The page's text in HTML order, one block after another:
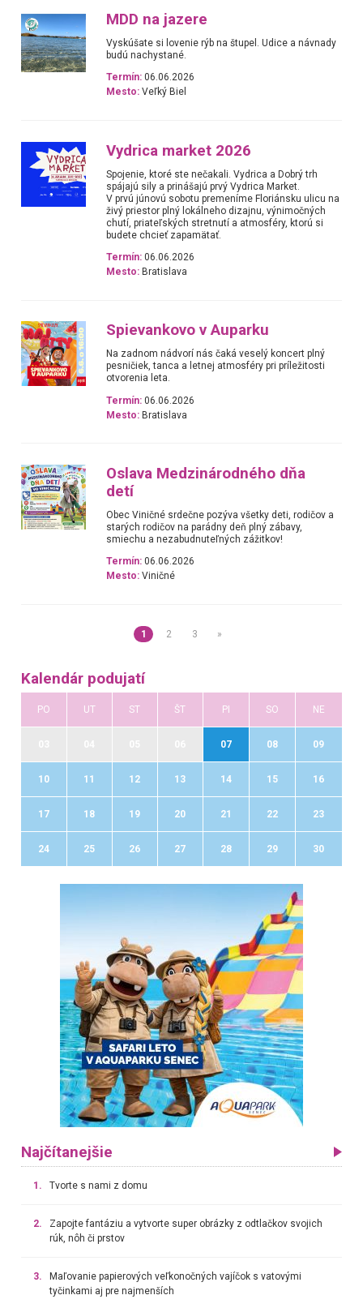
MDD na jazere
Vyskúšate si lovenie rýb na štupel. Udice a návnady
budú nachystané.
Termín: 06.06.2026
Mesto: Veľký Biel
Vydrica market 2026
Spojenie, ktoré ste nečakali. Vydrica a Dobrý trh
spájajú sily a prinášajú prvý Vydrica Market.
V prvú júnovú sobotu premeníme Floriánsku ulicu na
živý priestor plný lokálneho dizajnu, výnimočných
chutí, priateľských stretnutí a atmosféry, ktorú si
budete chcieť zapamätať.
Termín: 06.06.2026
Mesto: Bratislava
Spievankovo v Auparku
Na zadnom nádvorí nás čaká veselý koncert plný
pesničiek, tanca a letnej atmosféry pri príležitosti
otvorenia leta.
Termín: 06.06.2026
Mesto: Bratislava
Oslava Medzinárodného dňa
detí
​Obec Viničné srdečne pozýva všetky deti, rodičov a
starých rodičov na parádny deň plný zábavy,
smiechu a nezabudnuteľných zážitkov!
Termín: 06.06.2026
Mesto: Viničné
1 2 3 »
Kalendár podujatí
PO UT ST ŠT PI SO NE
07 08 09
10 11 12 13 14 15 16
17 18 19 20 21 22 23
24 25 26 27 28 29 30
Najčítanejšie
1. Tvorte s nami z domu
2.
Zapojte fantáziu a vytvorte super obrázky z odtlačkov svojich
rúk, nôh či prstov
3.
Maľovanie papierových veľkonočných vajíčok s vatovými
tyčinkami aj pre najmenších